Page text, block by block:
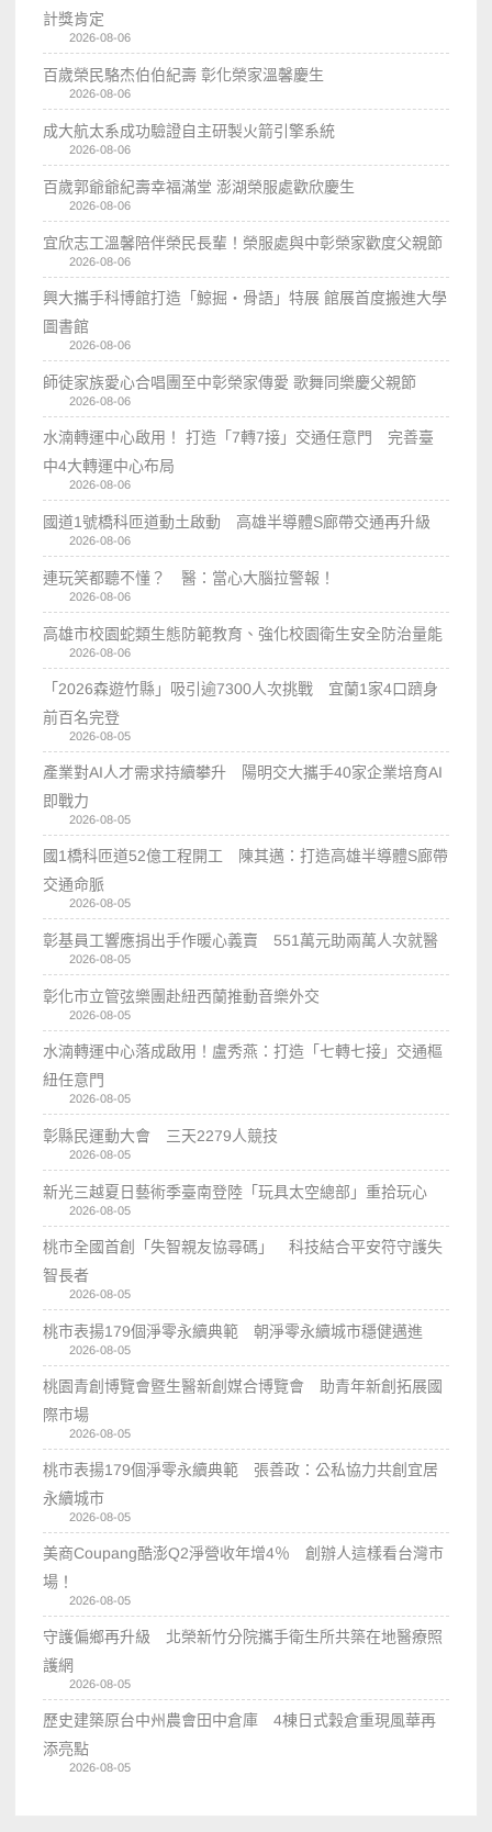
計獎肯定
2026-08-06
百歲榮民駱杰伯伯紀壽 彰化榮家溫馨慶生
2026-08-06
成大航太系成功驗證自主研製火箭引擎系統
2026-08-06
百歲郭爺爺紀壽幸福滿堂 澎湖榮服處歡欣慶生
2026-08-06
宜欣志工溫馨陪伴榮民長輩！榮服處與中彰榮家歡度父親節
2026-08-06
興大攜手科博館打造「鯨掘・骨語」特展 館展首度搬進大學
圖書館
2026-08-06
師徒家族愛心合唱團至中彰榮家傳愛 歌舞同樂慶父親節
2026-08-06
水湳轉運中心啟用！ 打造「7轉7接」交通任意門 完善臺
中4大轉運中心布局
2026-08-06
國道1號橋科匝道動土啟動 高雄半導體S廊帶交通再升級
2026-08-06
連玩笑都聽不懂？ 醫：當心大腦拉警報！
2026-08-06
高雄市校園蛇類生態防範教育、強化校園衛生安全防治量能
2026-08-06
「2026森遊竹縣」吸引逾7300人次挑戰 宜蘭1家4口躋身
前百名完登
2026-08-05
產業對AI人才需求持續攀升 陽明交大攜手40家企業培育AI
即戰力
2026-08-05
國1橋科匝道52億工程開工 陳其邁：打造高雄半導體S廊帶
交通命脈
2026-08-05
彰基員工響應捐出手作暖心義賣 551萬元助兩萬人次就醫
2026-08-05
彰化市立管弦樂團赴紐西蘭推動音樂外交
2026-08-05
水湳轉運中心落成啟用！盧秀燕：打造「七轉七接」交通樞
紐任意門
2026-08-05
彰縣民運動大會 三天2279人競技
2026-08-05
新光三越夏日藝術季臺南登陸「玩具太空總部」重拾玩心
2026-08-05
桃市全國首創「失智親友協尋碼」 科技結合平安符守護失
智長者
2026-08-05
桃市表揚179個淨零永續典範 朝淨零永續城市穩健邁進
2026-08-05
桃園青創博覽會暨生醫新創媒合博覽會 助青年新創拓展國
際市場
2026-08-05
桃市表揚179個淨零永續典範 張善政：公私協力共創宜居
永續城市
2026-08-05
美商Coupang酷澎Q2淨營收年增4％ 創辦人這樣看台灣市
場！
2026-08-05
守護偏鄉再升級 北榮新竹分院攜手衛生所共築在地醫療照
護網
2026-08-05
歷史建築原台中州農會田中倉庫 4棟日式穀倉重現風華再
添亮點
2026-08-05